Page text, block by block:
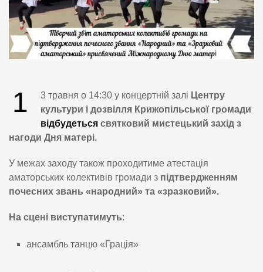
1 3 травня о 14:30 у концертній залі Центру
культури і дозвілля Крижопільської громади
відбудеться святковий мистецький захід з
нагоди Дня матері.
У межах заходу також проходитиме атестація
аматорських колективів громади з підтвердженням
почесних звань «народний» та «зразковий».
На сцені виступатимуть:
ансамбль танцю «Грація»